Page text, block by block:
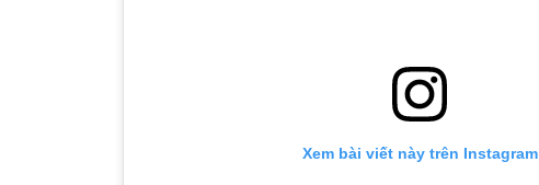
Xem bài viết này trên Instagram